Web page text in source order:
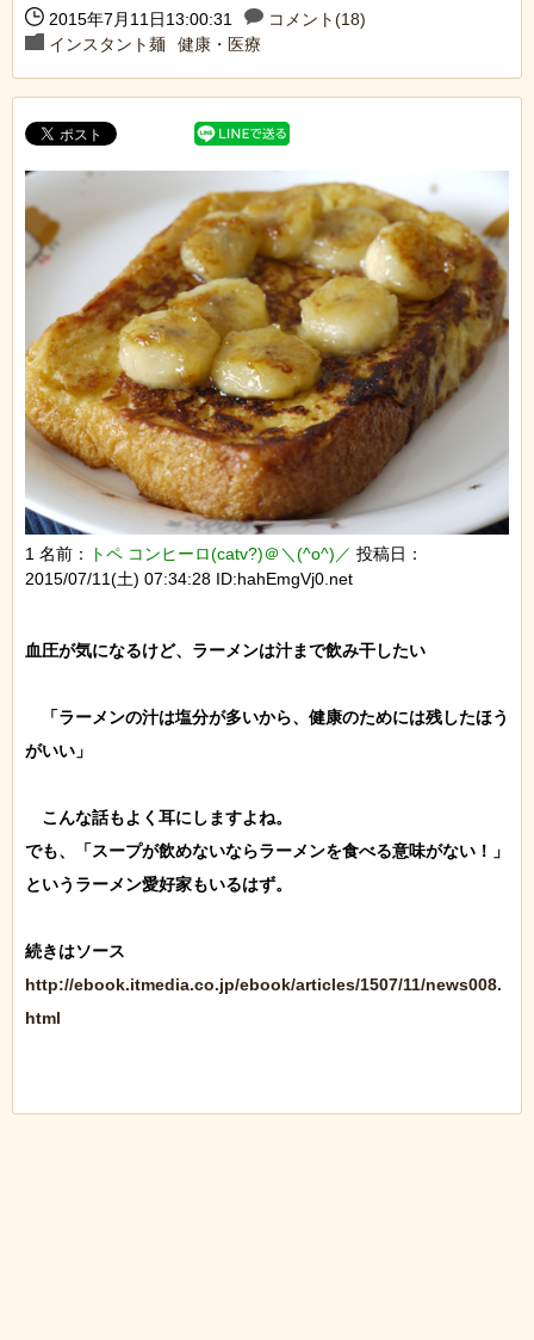
2015年7月11日13:00:31
コメント(18)
インスタント麺
健康・医療
1 名前： トペ コンヒーロ(catv?)＠＼(^o^)／ 投稿日：
2015/07/11(土) 07:34:28 ID:hahEmgVj0.net
血圧が気になるけど、ラーメンは汁まで飲み干したい
「ラーメンの汁は塩分が多いから、健康のためには残したほう
がいい」
こんな話もよく耳にしますよね。
でも、「スープが飲めないならラーメンを食べる意味がない！」
というラーメン愛好家もいるはず。
http://ebook.itmedia.co.jp/ebook/articles/1507/11/news008.
html